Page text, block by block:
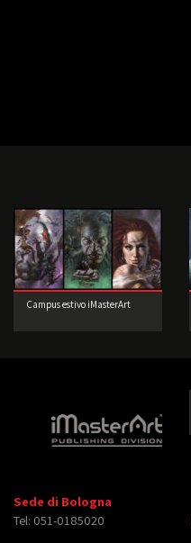
Campus estivo iMasterArt
Sede di Bologna
Tel: 051-0185020